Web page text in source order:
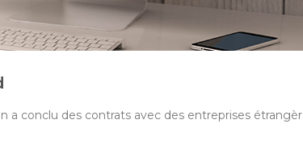
a conclu des contrats avec des entreprises